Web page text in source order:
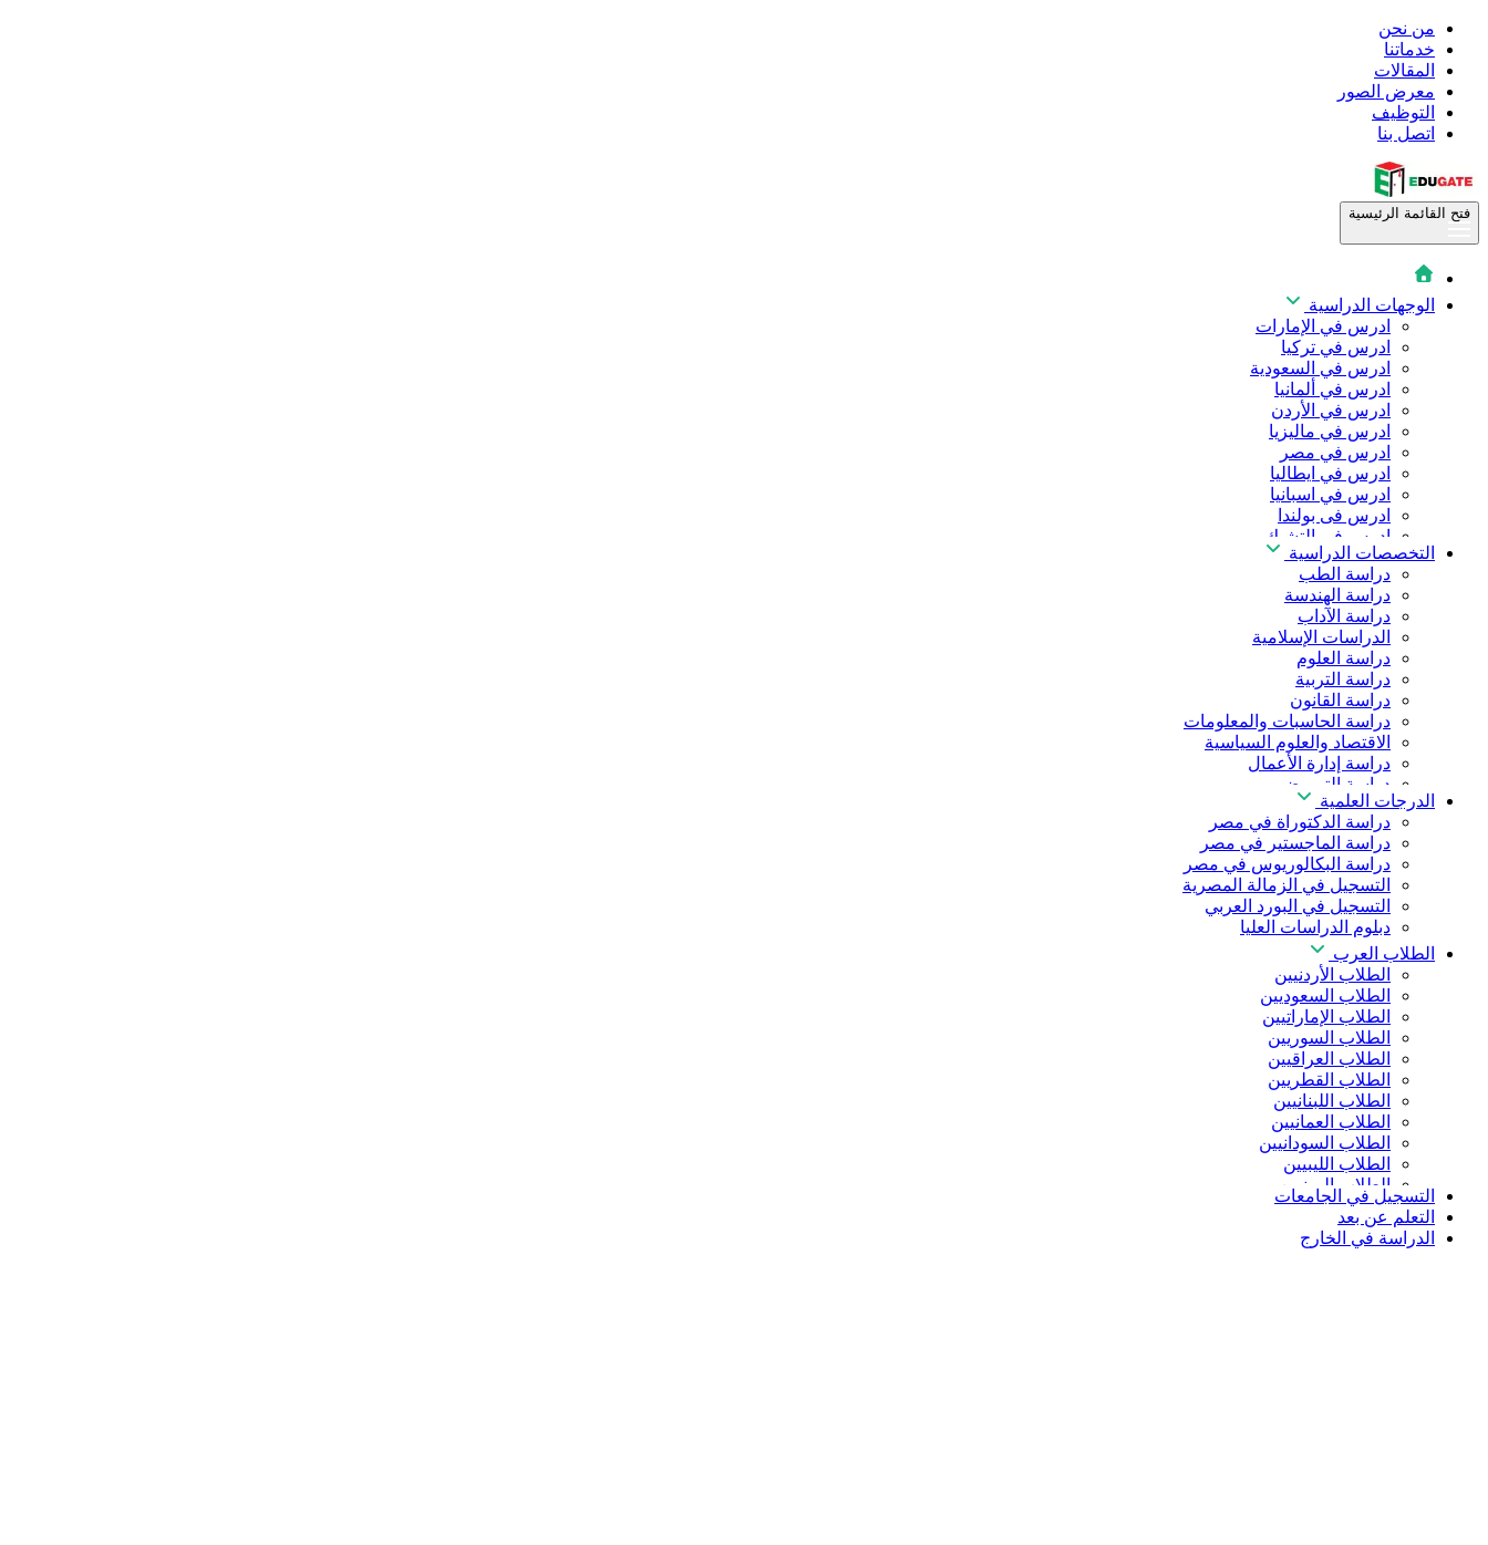
من نحن
خدماتنا
المقالات
معرض الصور
التوظيف
اتصل بنا
فتح القائمة الرئيسية
الوجهات الدراسية
ادرس في الإمارات
ادرس في تركيا
ادرس في السعودية
ادرس في ألمانيا
ادرس في الأردن
ادرس في ماليزيا
ادرس في مصر
ادرس في ايطاليا
ادرس في اسبانيا
ادرس فى بولندا
ادرس فى التشيك
ادرس في المجر
ادرس في الصين
التخصصات الدراسية
دراسة الطب
دراسة الهندسة
دراسة الآداب
الدراسات الإسلامية
دراسة العلوم
دراسة التربية
دراسة القانون
دراسة الحاسبات والمعلومات
الاقتصاد والعلوم السياسية
دراسة إدارة الأعمال
دراسة التمريض
دراسة طب الأسنان
دراسة الصيدلة
دراسة العلوم الصحية
دراسة العلاج الطبيعي
دراسة الذكاء الاصطناعي
دراسة الأمن السيبراني
الدرجات العلمية
دراسة الدكتوراة في مصر
دراسة الماجستير في مصر
دراسة البكالوريوس في مصر
التسجيل في الزمالة المصرية
التسجيل في البورد العربي
دبلوم الدراسات العليا
الطلاب العرب
الطلاب الأردنيين
الطلاب السعوديين
الطلاب الإماراتيين
الطلاب السوريين
الطلاب العراقيين
الطلاب القطريين
الطلاب اللبنانيين
الطلاب العمانيين
الطلاب السودانيين
الطلاب الليبيين
الطلاب اليمنيين
التسجيل في الجامعات
التعلم عن بعد
الدراسة في الخارج